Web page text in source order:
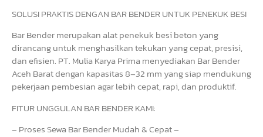
SOLUSI PRAKTIS DENGAN BAR BENDER UNTUK PENEKUK BESI
Bar Bender merupakan alat penekuk besi beton yang
dirancang untuk menghasilkan tekukan yang cepat, presisi,
dan efisien. PT. Mulia Karya Prima menyediakan Bar Bender
Aceh Barat dengan kapasitas 8–32 mm yang siap mendukung
pekerjaan pembesian agar lebih cepat, rapi, dan produktif.
FITUR UNGGULAN BAR BENDER KAMI:
– Proses Sewa Bar Bender Mudah & Cepat –